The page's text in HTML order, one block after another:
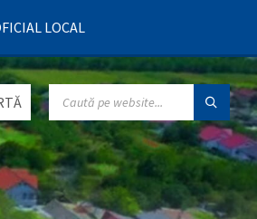
LOCAL
SEARCH: